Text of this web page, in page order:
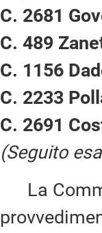
C. 2681
C. 489
C. 1156
C. 2233
C. 2691
(Seguito
La